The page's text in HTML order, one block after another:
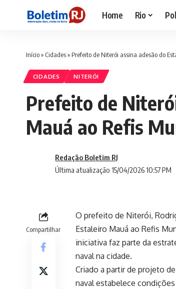
Home Rio
Início» Cidades» Prefeito de Niterói assina adesão do
CIDADES NITERÓI
Prefeito de
Mauá ao Refis
Última atualização 15/04/2026 10:57 PM
Redação Boletim RJ
Compartilhar
O prefeito de Niterói,
Estaleiro Mauá ao Refis
iniciativa faz parte da
naval na cidade.
Criado a partir de projeto
naval estabelece